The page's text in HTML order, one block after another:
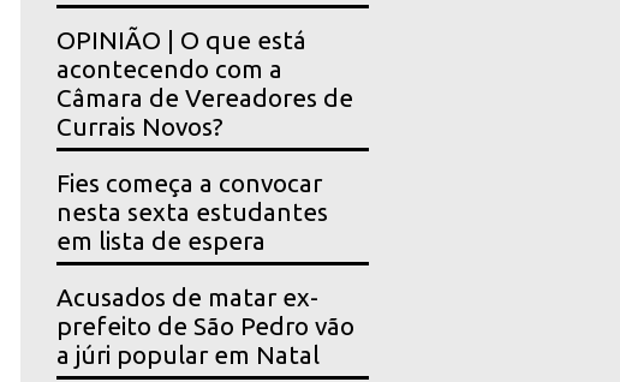
OPINIÃO | O que está
acontecendo com a
Câmara de Vereadores de
Currais Novos?
Fies começa a convocar
nesta sexta estudantes
em lista de espera
Acusados de matar ex-
prefeito de São Pedro vão
a júri popular em Natal